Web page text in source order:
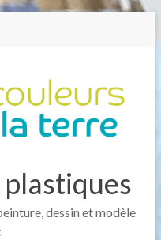
dessin et modèle